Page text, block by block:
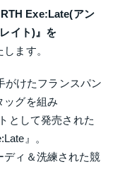
Exe:Late(アン
イト)』を
ます。
がけたフランスパン
ッグを組み
として発売された
』。
ディ＆洗練された競